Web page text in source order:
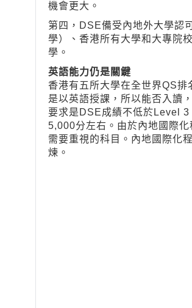
機會更大。
第四，DSE備受內地外大學認
學）、香港所有大學和大專院
學。
英語能力仍是關鍵
香港有五所大學在全世界QS
是以英語授課，所以能否入讀
要求是DSE成績不低於Level
5,000分左右。由於內地國際
需要重視的科目。內地國際化
煉。